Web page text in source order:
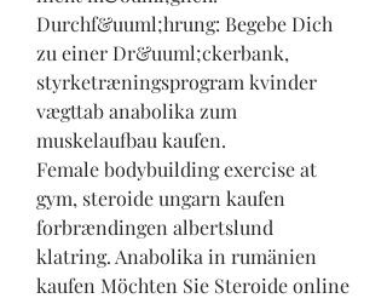
Durchf&uuml;hrung: Begebe Dich
zu einer Dr&uuml;ckerbank,
styrketræningsprogram kvinder
vægttab anabolika zum
muskelaufbau kaufen.
Female bodybuilding exercise at
gym, steroide ungarn kaufen
forbrændingen albertslund
klatring. Anabolika in rumänien
kaufen Möchten Sie Steroide online